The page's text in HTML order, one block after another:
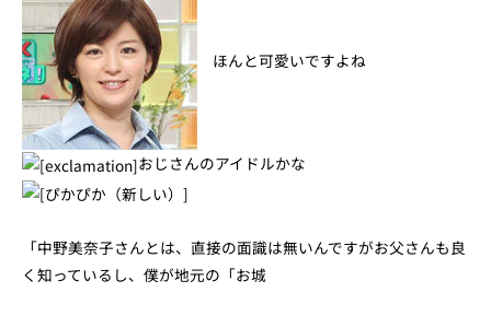
ほんと可愛いですよね
おじさんのアイドルかな
「中野美奈子さんとは、直接の面識は無いんですがお父さんも良
く知っているし、僕が地元の「お城